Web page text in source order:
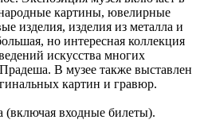
картины, ювелирные
изделия, изделия из металла и
но интересная коллекция
искусства многих
В музее также выставлен
картин и гравюр.
(включая входные билеты).